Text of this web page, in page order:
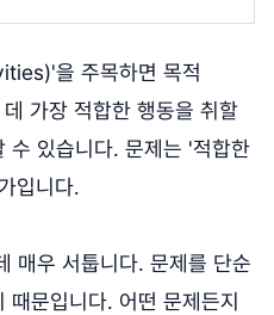
을 주목하면 목적
가장 적합한 행동을 취할
수 있습니다. 문제는 '적합한
입니다.
매우 서툽니다. 문제를 단순
때문입니다. 어떤 문제든지